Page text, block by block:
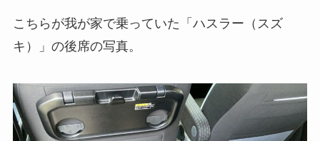
こちらが我が家で乗っていた「ハスラー（スズ
キ）」の後席の写真。